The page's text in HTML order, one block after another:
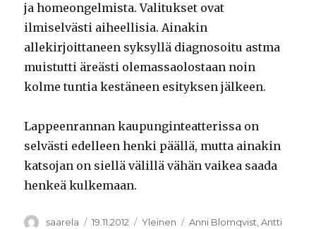
ja homeongelmista. Valitukset ovat
ilmiselvästi aiheellisia. Ainakin
allekirjoittaneen syksyllä diagnosoitu astma
muistutti äreästi olemassaolostaan noin
kolme tuntia kestäneen esityksen jälkeen.
Lappeenrannan kaupunginteatterissa on
selvästi edelleen henki päällä, mutta ainakin
katsojan on siellä välillä vähän vaikea saada
henkeä kulkemaan.
Kirjoittaja
saarela Julkaistu
19.11.2012 Kategoriat
Yleinen Avainsanat
Anni Blomqvist ,Antti